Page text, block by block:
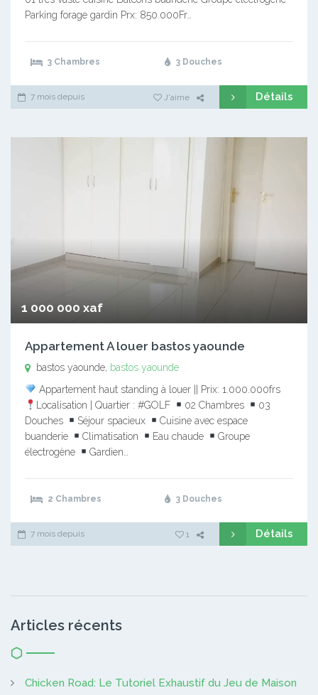
Parking forage gardin Prx: 850.000Fr…
3 Chambres 3 Douches
7 mois depuis J'aime Détails
1 000 000 xaf
Appartement A louer bastos yaounde
bastos yaounde, bastos yaounde
Appartement haut standing à louer || Prix: 1.000.000frs
Localisation | Quartier : #GOLF
02 Chambres
03
Douches
Séjour spacieux
Cuisine avec espace
buanderie
Climatisation Eau chaude
Groupe
électrogène
Gardien…
2 Chambres 3 Douches
7 mois depuis 1 Détails
Articles récents
Chicken Road: Le Tutoriel Exhaustif du Jeu de Maison